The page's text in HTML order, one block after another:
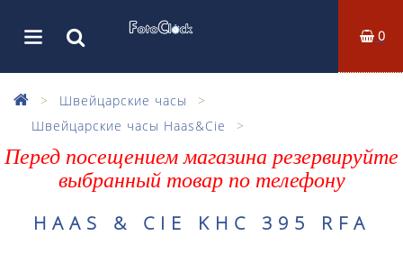
0
Швейцарские часы
Швейцарские часы Haas&Cie
Перед посещением магазина резервируйте
выбранный товар по телефону
HAAS & CIE KHC 395 RFA